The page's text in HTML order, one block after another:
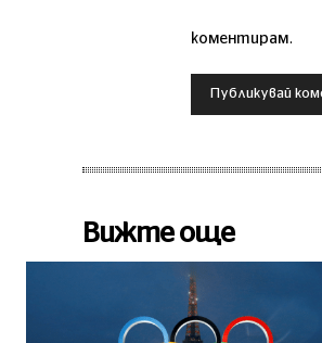
коментирам.
Вижте още